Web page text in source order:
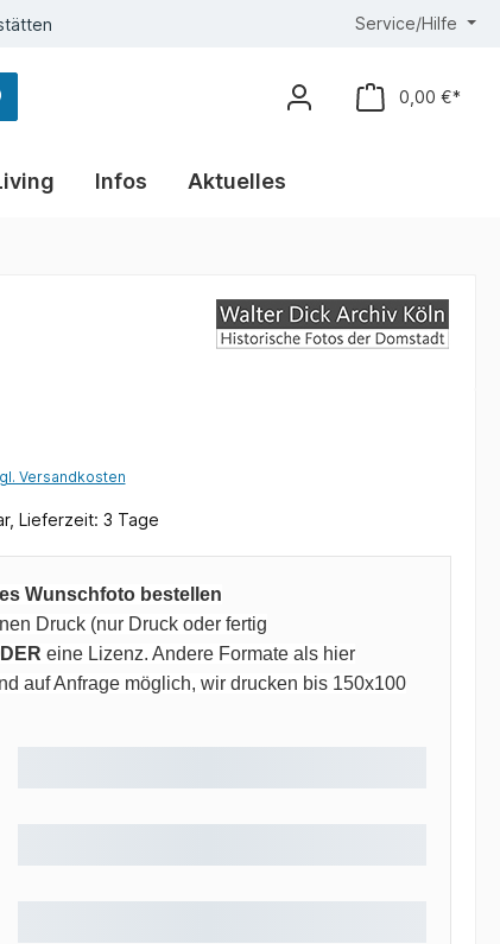
Service/Hilfe
0,00 €*
Infos Aktuelles
Versandkosten
Lieferzeit: 3 Tage
Wunschfoto bestellen
Druck (nur Druck oder fertig
eine Lizenz. Andere Formate als hier
auf Anfrage möglich, wir drucken bis 150x100